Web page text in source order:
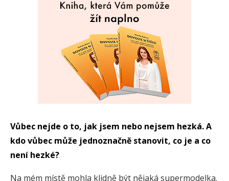
Vůbec nejde o to, jak jsem nebo nejsem hezká. A
kdo vůbec může jednoznačně stanovit, co je a co
není hezké?
Na mém místě mohla klidně být nějaká supermodelka.